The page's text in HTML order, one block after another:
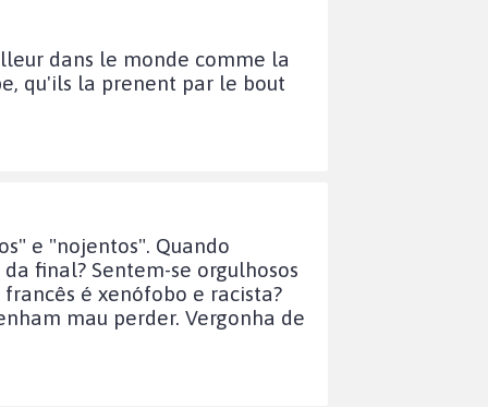
dans le monde comme la
qu'ils la prenent par le bout
e "nojentos". Quando
final? Sentem-se orgulhosos
é xenófobo e racista?
mau perder. Vergonha de